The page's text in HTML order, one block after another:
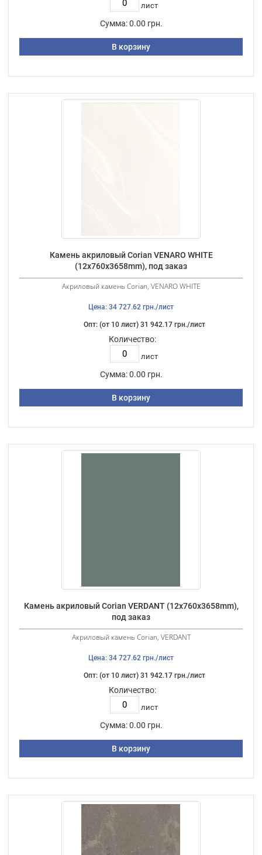
лист
Сумма: 0.00 грн.
В корзину
Камень акриловый Corian VENARO WHITE
(12х760х3658mm), под заказ
Акриловый камень Corian, VENARO WHITE
Цена: 34 727.62 грн./лист
Опт: (от 10 лист) 31 942.17 грн./лист
Количество:
лист
Сумма: 0.00 грн.
В корзину
Камень акриловый Corian VERDANT (12х760х3658mm),
под заказ
Акриловый камень Corian, VERDANT
Цена: 34 727.62 грн./лист
Опт: (от 10 лист) 31 942.17 грн./лист
Количество:
лист
Сумма: 0.00 грн.
В корзину